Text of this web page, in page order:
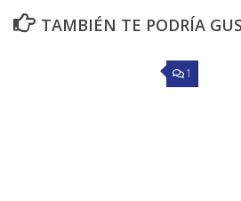
TAMBIÉN TE PODRÍA
1